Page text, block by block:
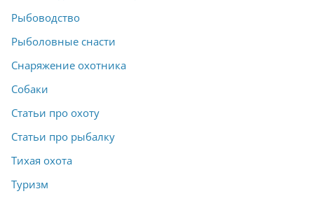
Рыбоводство
Рыболовные снасти
Снаряжение охотника
Собаки
Статьи про охоту
Статьи про рыбалку
Тихая охота
Туризм